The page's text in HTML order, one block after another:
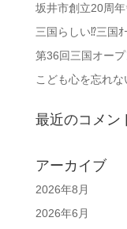
坂井市創立20周年
三国らしい⁉️三国
第36回三国オー
こども心を忘れ
最近のコメン
アーカイブ
2026年8月
2026年6月